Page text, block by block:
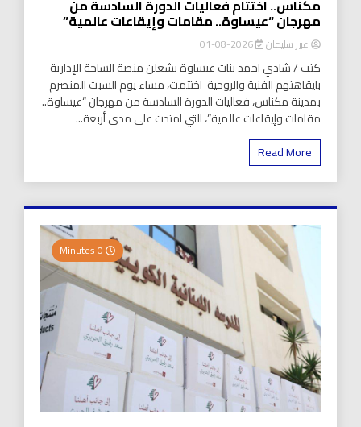
مكناس.. اختتام فعاليات الدورة السادسة من
مهرجان “عيساوة.. مقامات وإيقاعات عالمية”
عبير سليمان 2026-08-01
كتب / شادي احمد بنات عيساوة يشعلن منصة الساحة الإدارية
بايقاهتهم الفنية والروحية اختتمت، مساء يوم السبت المنصرم
بمدينة مكناس، فعاليات الدورة السادسة من مهرجان “عيساوة..
مقامات وإيقاعات عالمية”، التي امتدت على مدى أربعة...
Read More